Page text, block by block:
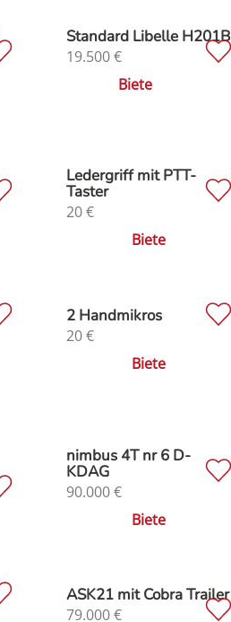
Standard Libelle H201B
19.500 €
Biete
Ledergriff mit PTT-
Taster
20 €
Biete
2 Handmikros
20 €
Biete
nimbus 4T nr 6 D-
KDAG
90.000 €
Biete
ASK21 mit Cobra Trailer
79.000 €